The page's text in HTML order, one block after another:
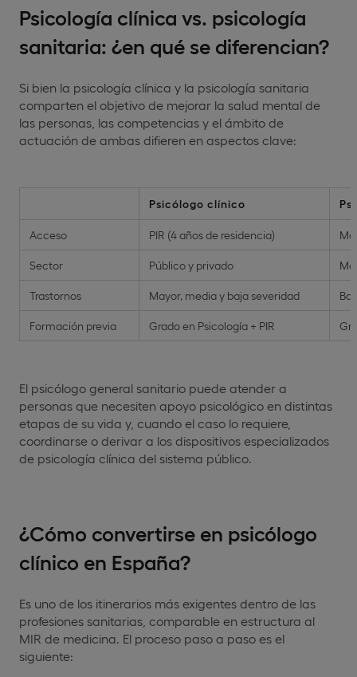
Psicología clínica vs. psicología
sanitaria: ¿en qué se diferencian?
Si bien la psicología clínica y la psicología sanitaria
comparten el objetivo de mejorar la salud mental de
las personas, las competencias y el ámbito de
actuación de ambas difieren en aspectos clave:
Psicólogo clínico
Acceso PIR (4 años de residencia)
Sector Público y privado
Trastornos Mayor, media y baja severidad
Formación previa Grado en Psicología + PIR
El psicólogo general sanitario puede atender a
personas que necesiten apoyo psicológico en distintas
etapas de su vida y, cuando el caso lo requiere,
coordinarse o derivar a los dispositivos especializados
de psicología clínica del sistema público.
¿Cómo convertirse en psicólogo
clínico en España?
Es uno de los itinerarios más exigentes dentro de las
profesiones sanitarias, comparable en estructura al
MIR de medicina. El proceso paso a paso es el
siguiente: